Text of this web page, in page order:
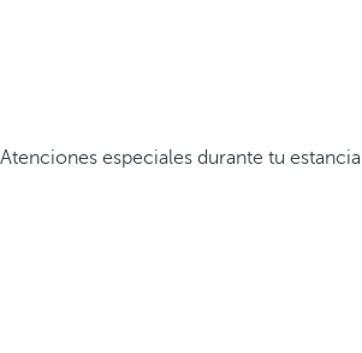
Atenciones especiales durante tu estancia